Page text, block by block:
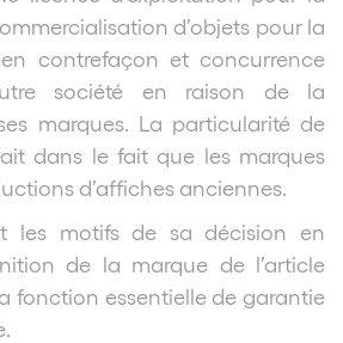
d’objets pour la
contrefaçon et concurrence
société en raison de la
marques. La particularité de
dans le fait que les marques
d’affiches anciennes.
les motifs de sa décision en
de la marque de l’article
fonction essentielle de garantie